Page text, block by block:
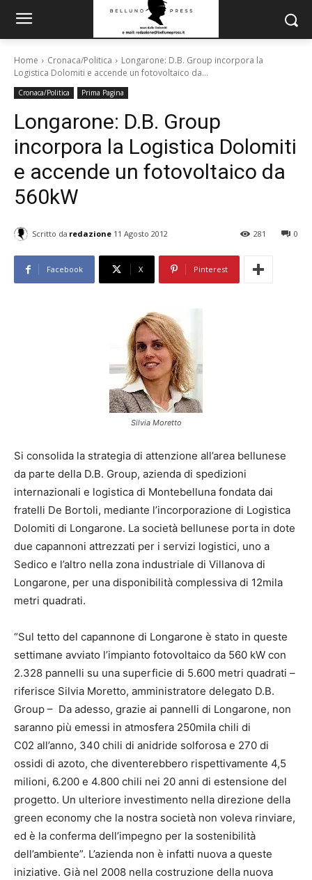
Home Cronaca/Politica
Longarone: D.B. Group incorpora la
Logistica Dolomiti e accende un fotovoltaico da...
Cronaca/Politica Prima Pagina
Longarone: D.B. Group
incorpora la Logistica Dolomiti
e accende un fotovoltaico da
560kW
Scritto da redazione 11 Agosto 2012 0
281
Facebook X Pinterest
Silvia Moretto
Si consolida la strategia di attenzione all’area bellunese
da parte della D.B. Group, azienda di spedizioni
internazionali e logistica di Montebelluna fondata dai
fratelli De Bortoli, mediante l’incorporazione di Logistica
Dolomiti di Longarone. La società bellunese porta in dote
due capannoni attrezzati per i servizi logistici, uno a
Sedico e l’altro nella zona industriale di Villanova di
Longarone, per una disponibilità complessiva di 12mila
metri quadrati.
“Sul tetto del capannone di Longarone è stato in queste
settimane avviato l’impianto fotovoltaico da 560 kW con
2.328 pannelli su una superficie di 5.600 metri quadrati –
riferisce Silvia Moretto, amministratore delegato D.B.
Group – Da adesso, grazie ai pannelli di Longarone, non
saranno più emessi in atmosfera 250mila chili di
C02 all’anno, 340 chili di anidride solforosa e 270 di
ossidi di azoto, che diventerebbero rispettivamente 4,5
milioni, 6.200 e 4.800 chili nei 20 anni di estensione del
progetto. Un ulteriore investimento nella direzione della
green economy che la nostra società non voleva rinviare,
ed è la conferma dell’impegno per la sostenibilità
dell’ambiente”. L’azienda non è infatti nuova a queste
iniziative. Già nel 2008 nella costruzione della nuova